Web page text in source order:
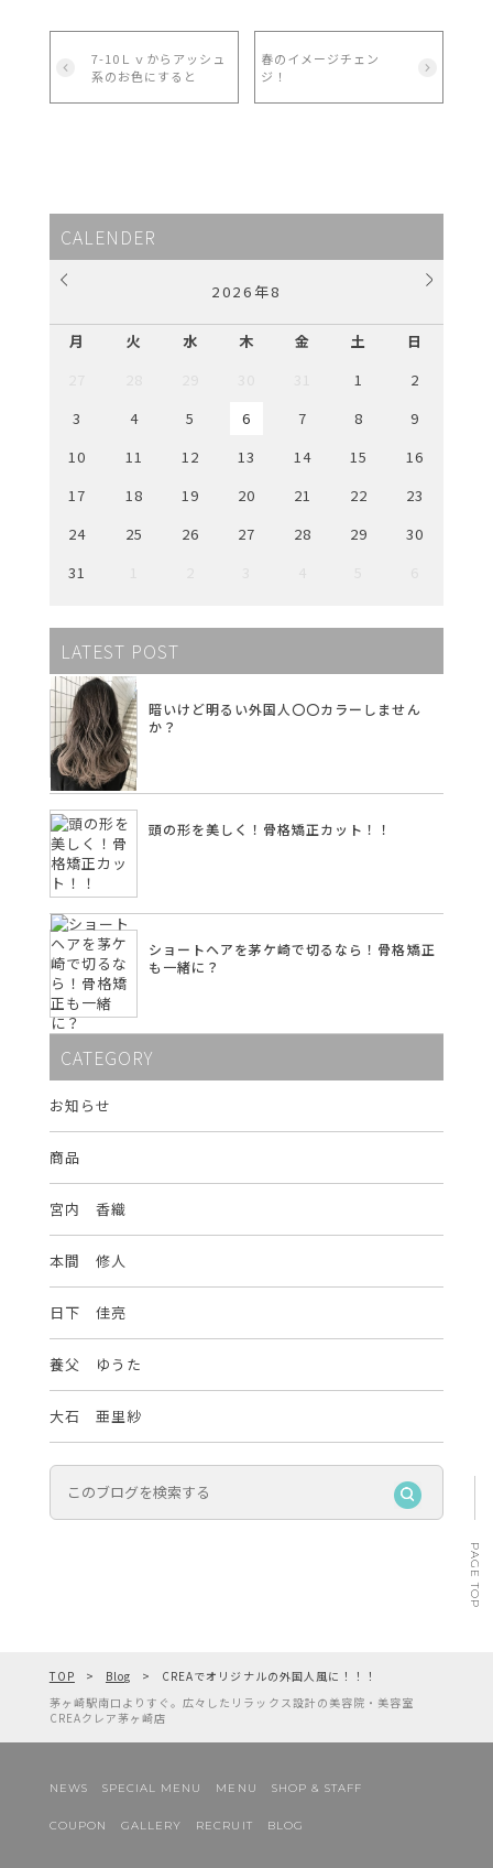
7-10Ｌｖからアッシュ
系のお色にすると
春のイメージチェン
ジ！
CALENDER
2026年8
月 火 水 木 金 土
日
1
2
3
4 5 6 7 8
9
10
11 12 13 14 15
16
17
18 19 20 21 22
23
24
25 26 27 28 29
30
31
LATEST POST
暗いけど明るい外国人〇〇カラーしません
か？
頭の形を美しく！骨格矯正カット！！
ショートヘアを茅ケ崎で切るなら！骨格矯正
も一緒に？
CATEGORY
お知らせ
商品
宮内 香織
本間 修人
日下 佳亮
養父 ゆうた
大石 亜里紗
TOP Blog
CREAでオリジナルの外国人風に！！！
茅ヶ崎駅南口よりすぐ。広々したリラックス設計の美容院・美容室
CREAクレア茅ヶ崎店
NEWS SPECIAL MENU MENU SHOP & STAFF
COUPON GALLERY RECRUIT BLOG
PAGE TOP